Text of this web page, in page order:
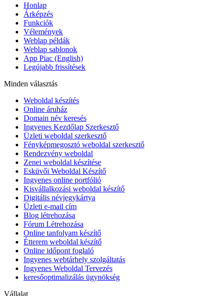
Honlap
Árképzés
Funkciók
Vélemények
Weblap példák
Weblap sablonok
App Piac (English)
Legújabb frissítések
Minden választás
Weboldal készítés
Online áruház
Domain név keresés
Ingyenes Kezdőlap Szerkesztő
Üzleti weboldal szerkesztő
Fényképmegosztó weboldal szerkesztő
Rendezvény weboldal
Zenei weboldal készítése
Esküvői Weboldal Készítő
Ingyenes online portfólió
Kisvállalkozási weboldal készítő
Digitális névjegykártya
Üzleti e-mail cím
Blog létrehozása
Fórum Létrehozása
Online tanfolyam készítő
Étterem weboldal készítő
Online időpont foglaló
Ingyenes webtárhely szolgáltatás
Ingyenes Weboldal Tervezés
keresőoptimalizálás ügynökség
Vállalat